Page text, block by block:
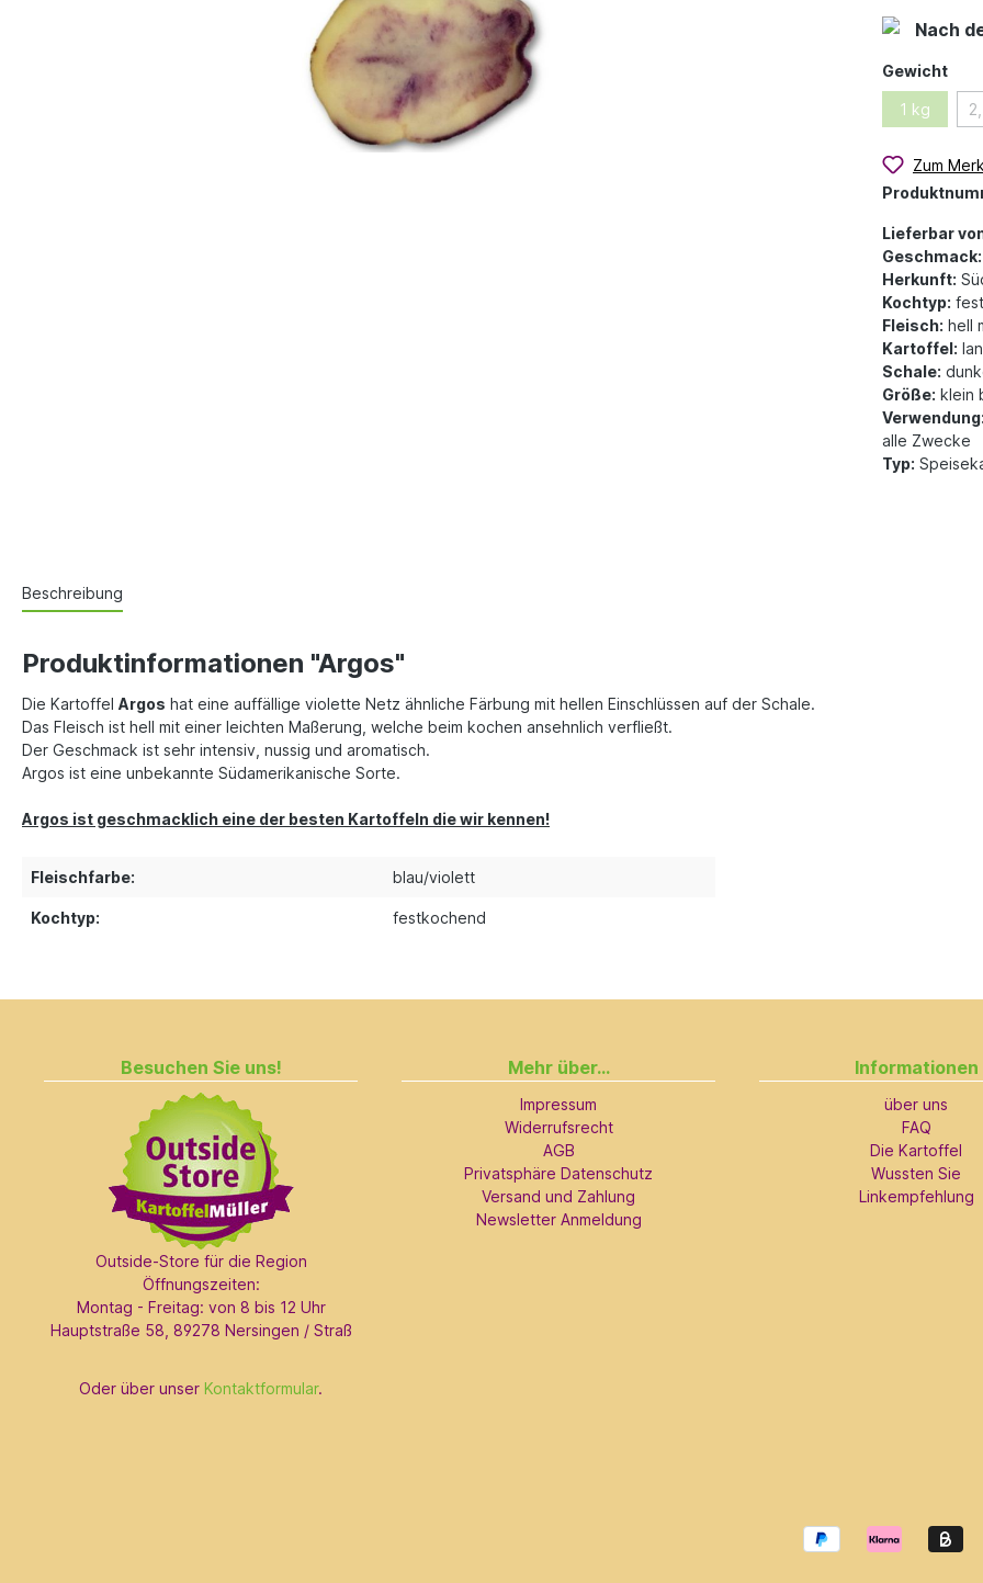
Nach
Gewicht
1 kg
Zum
Lieferbar
Geschmack:
Herkunft:
Kochtyp:
Fleisch: hell
Kartoffel:
Schale:
Größe: klein
Verwendung:
alle Zwecke
Typ:
Beschreibung
Produktinformationen "Argos"
Die Kartoffel Argos hat eine auffällige violette Netz ähnliche Färbung mit hellen Einschlüssen auf der Schale.
Das Fleisch ist hell mit einer leichten Maßerung, welche beim kochen ansehnlich verfließt.
Der Geschmack ist sehr intensiv, nussig und aromatisch.
Argos ist eine unbekannte Südamerikanische Sorte.
Argos ist geschmacklich eine der besten Kartoffeln die wir kennen!
Fleischfarbe: blau/violett
Kochtyp: festkochend
Mehr über...
Impressum
Widerrufsrecht
AGB
Privatsphäre Datenschutz
Versand und Zahlung
Newsletter Anmeldung
Informationen
über uns
FAQ
Die Kartoffel
Wussten Sie
Linkempfehlung
Besuchen Sie uns!
Outside-Store für die Region
Öffnungszeiten:
Montag - Freitag: von 8 bis 12 Uhr
Hauptstraße 58, 89278 Nersingen / Straß
Oder über unser Kontaktformular.